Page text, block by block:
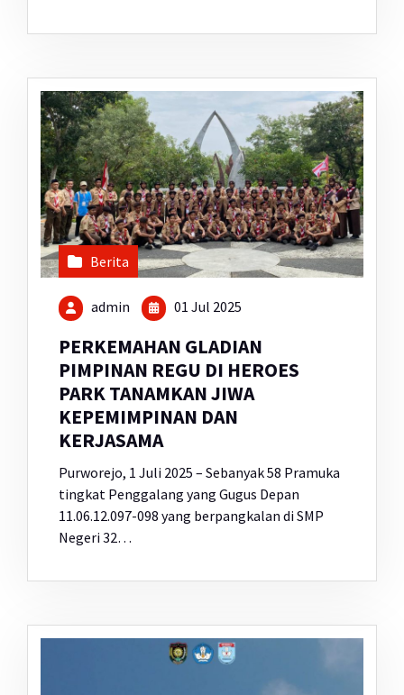
Berita
admin 01 Jul 2025
PERKEMAHAN GLADIAN
PIMPINAN REGU DI HEROES
PARK TANAMKAN JIWA
KEPEMIMPINAN DAN
KERJASAMA
Purworejo, 1 Juli 2025 – Sebanyak 58 Pramuka
tingkat Penggalang yang Gugus Depan
11.06.12.097-098 yang berpangkalan di SMP
Negeri 32…